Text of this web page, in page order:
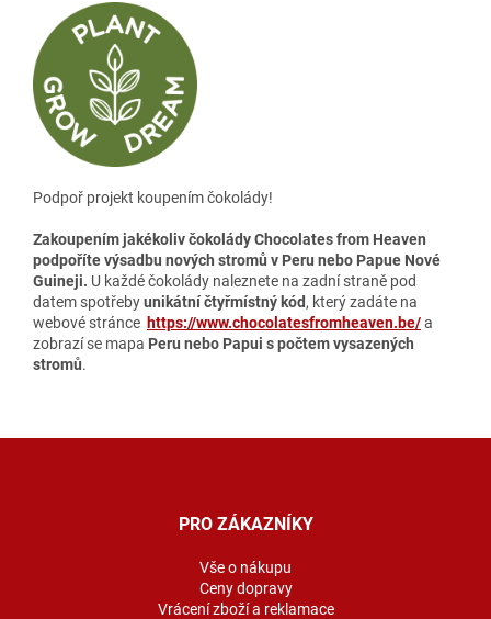
Podpoř projekt koupením čokolády!
Zakoupením jakékoliv čokolády Chocolates from Heaven
podpoříte výsadbu nových stromů v Peru nebo Papue Nové
Guineji. U každé čokolády naleznete na zadní straně pod
datem spotřebyunikátní čtyřmístný kód, který zadáte na
webové stránce https://www.chocolatesfromheaven.be/a
zobrazí se mapa Peru nebo Papui s počtem vysazených
stromů.
PRO ZÁKAZNÍKY
Vše o nákupu
Ceny dopravy
Vrácení zboží a reklamace